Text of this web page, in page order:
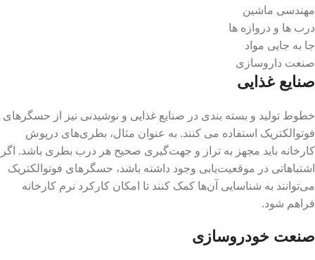
مهندسی ماشین
درب ها و دروازه ها
جا به جایی مواد
صنعت داروسازی
صنایع غذایی
خطوط تولید و بسته بندی در صنایع غذایی و نوشیدنی نیز از حسگرهای
فوتوالکتریک استفاده می کنند. به عنوان مثال، بطری‌های درپوش
کارخانه باید مجهز به تراز و جهت‌گیری صحیح هر درب بطری باشد. اگر
اشتباهاتی در موقعیت‌یابی وجود داشته باشد، حسگرهای فوتوالکتریک
می‌توانند به شناسایی آن‌ها کمک کنند تا امکان کارکرد نرم کارخانه
فراهم شود.
صنعت خودروسازی